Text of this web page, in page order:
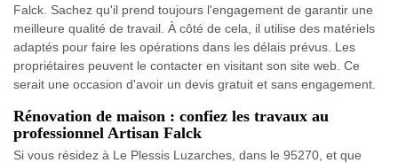
Falck. Sachez qu'il prend toujours l'engagement de garantir une
meilleure qualité de travail. À côté de cela, il utilise des matériels
adaptés pour faire les opérations dans les délais prévus. Les
propriétaires peuvent le contacter en visitant son site web. Ce
serait une occasion d'avoir un devis gratuit et sans engagement.
Rénovation de maison : confiez les travaux au
professionnel Artisan Falck
Si vous résidez à Le Plessis Luzarches, dans le 95270, et que